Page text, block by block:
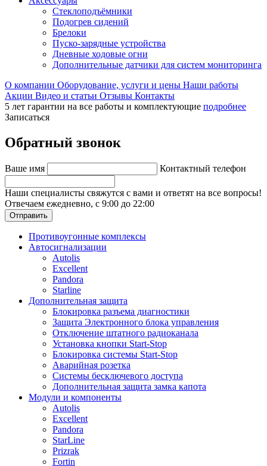
Стеклоподъёмники
Подогрев сидений
Брелоки
Пуско-зарядные устройства
Дневные ходовые огни
Дополнительные датчики для систем мониторинга
О компании Оборудование, услуги и цены Наши работы
Акции Видео и статьи Отзывы Контакты
5 лет гарантии на все работы и комплектующие подробнее
Записаться
Обратный звонок
Ваше имя Контактный телефон
Наши специалисты свяжутся с вами и ответят на все вопросы!
Отвечаем ежедневно, с 9:00 до 22:00
Отправить
Противоугонные комплексы
Автосигнализации
Autolis
Excellent
Pandora
Starline
Дополнительная защита
Блокировка разъема диагностики
Защита Электронного блока управления
Отключение штатного радиоканала
Установка кнопки Start-Stop
Блокировка системы Start-Stop
Аварийная розетка
Системы бесключевого доступа
Дополнительная защита замка капота
Модули и компоненты
Autolis
Excellent
Pandora
StarLine
Prizrak
Fortin